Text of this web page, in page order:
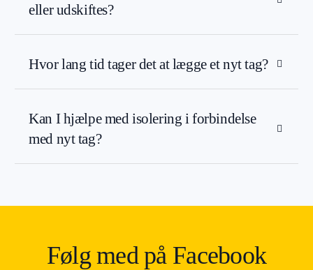
eller udskiftes?
Hvor lang tid tager det at lægge et nyt tag?
Kan I hjælpe med isolering i forbindelse
med nyt tag?
Følg med på Facebook